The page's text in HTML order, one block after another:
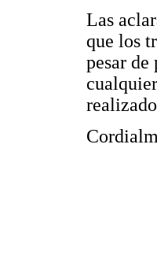
Las
que los
pesar de